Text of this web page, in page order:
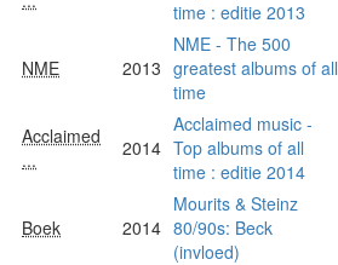
time : editie 2013
NME 2013
NME - The 500
greatest albums of all
time
Acclaimed
...
2014
Acclaimed music -
Top albums of all
time : editie 2014
Boek 2014
Mourits & Steinz
80/90s: Beck
(invloed)